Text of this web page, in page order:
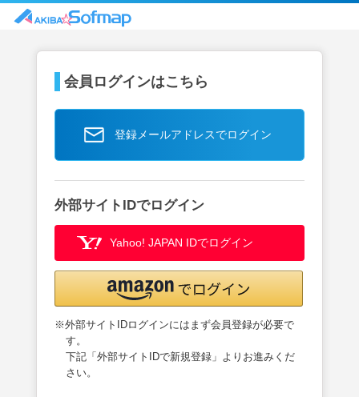
会員ログインはこちら
登録メールアドレスでログイン
外部サイトIDでログイン
Yahoo! JAPAN IDでログイン
※外部サイトIDログインにはまず会員登録が必要で
す。
下記「外部サイトIDで新規登録」よりお進みくだ
さい。